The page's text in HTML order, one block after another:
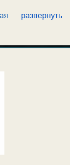
—
ложится и
что ли
грешил? — …
развернуть